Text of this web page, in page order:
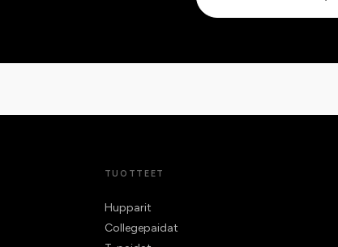
TUOTTEET
Hupparit
Collegepaidat